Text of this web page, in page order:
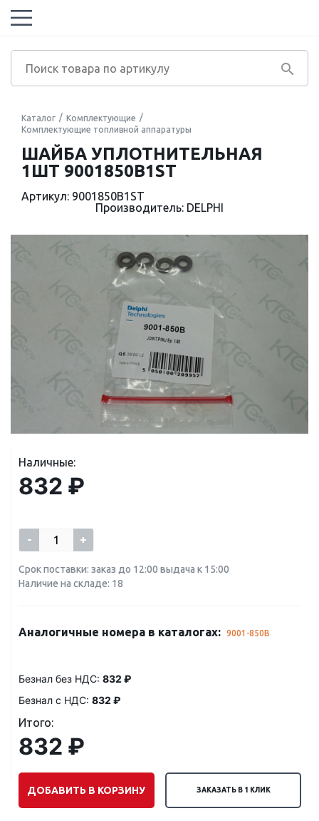
Каталог
Комплектующие
Комплектующие топливной аппаратуры
ШАЙБА УПЛОТНИТЕЛЬНАЯ
1ШТ 9001850B1ST
Артикул: 9001850B1ST
Производитель: DELPHI
Наличные:
832 ₽
- +
Срок поставки: заказ до 12:00 выдача к 15:00
Наличие на складе: 18
Аналогичные номера в каталогах: 9001-850B
Безнал без НДС: 832 ₽
Безнал с НДС: 832 ₽
Итого:
832 ₽
ДОБАВИТЬ В КОРЗИНУ ЗАКАЗАТЬ В 1 КЛИК